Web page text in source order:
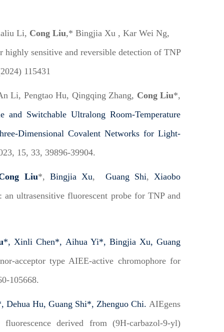
Li, Cong Liu,* Bingjia Xu , Kar Wei Ng,
sensitive and reversible detection of TNP
115431
Li, Pengtao Hu, Qingqing Zhang, Cong Liu*,
and Switchable Ultralong Room-Temperature
Dimensional Covalent Networks for Light-
15, 33, 39896-39904.
Liu*, Bingjia Xu, Guang Shi, Xiaobo
ultrasensitive fluorescent probe for TNP and
*, Xinli Chen*, Aihua Yi*, Bingjia Xu, Guang
acceptor type AIEE-active chromophore for
105668.
Dehua Hu, Guang Shi*, Zhenguo Chi. AIEgens
derived from (9H-carbazol-9-yl)